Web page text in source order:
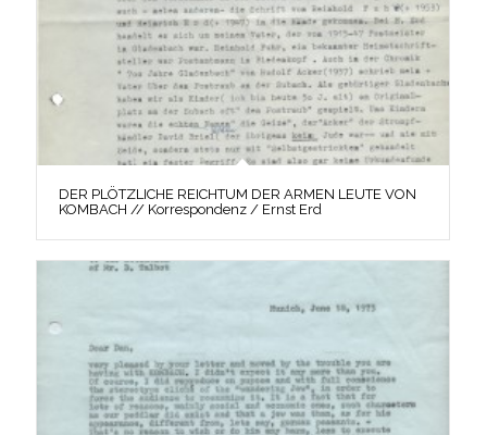
DER PLÖTZLICHE REICHTUM DER ARMEN LEUTE VON
KOMBACH // Korrespondenz / Ernst Erd